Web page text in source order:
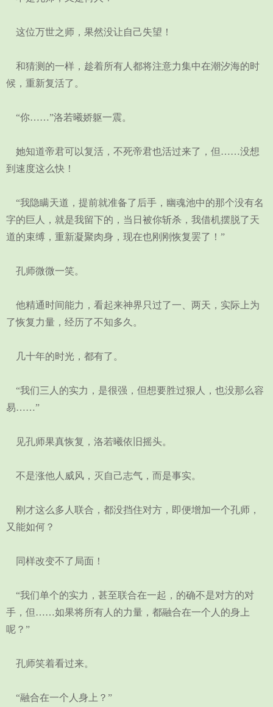
这位万世之师，果然没让自己失望！
和猜测的一样，趁着所有人都将注意力集中在潮汐海的时
候，重新复活了。
“你……”洛若曦娇躯一震。
她知道帝君可以复活，不死帝君也活过来了，但……没想
到速度这么快！
“我隐瞒天道，提前就准备了后手，幽魂池中的那个没有名
字的巨人，就是我留下的，当日被你斩杀，我借机摆脱了天
道的束缚，重新凝聚肉身，现在也刚刚恢复罢了！”
孔师微微一笑。
他精通时间能力，看起来神界只过了一、两天，实际上为
了恢复力量，经历了不知多久。
几十年的时光，都有了。
“我们三人的实力，是很强，但想要胜过狠人，也没那么容
易……”
见孔师果真恢复，洛若曦依旧摇头。
不是涨他人威风，灭自己志气，而是事实。
刚才这么多人联合，都没挡住对方，即便增加一个孔师，
又能如何？
同样改变不了局面！
“我们单个的实力，甚至联合在一起，的确不是对方的对
手，但……如果将所有人的力量，都融合在一个人的身上
呢？”
孔师笑着看过来。
“融合在一个人身上？”